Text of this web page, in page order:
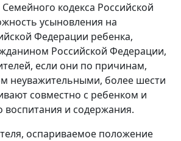
Семейного кодекса Российской
усыновления на
Федерации ребенка,
Российской Федерации,
если они по причинам,
неуважительными, более шести
совместно с ребенком и
воспитания и содержания.
оспариваемое положение